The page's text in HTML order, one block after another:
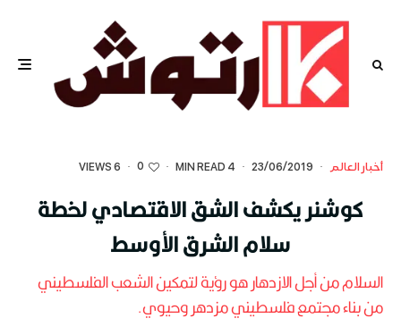
أخبار العالم ·
23/06/2019
·
4 MIN READ
·
0
·
6 VIEWS
كوشنر يكشف الشق الاقتصادي لخطة
سلام الشرق الأوسط
السلام من أجل الازدهار هو رؤية لتمكين الشعب الفلسطيني
من بناء مجتمع فلسطيني مزدهر وحيوي.